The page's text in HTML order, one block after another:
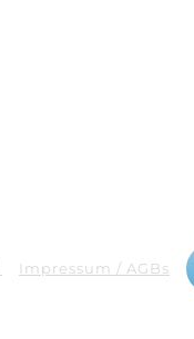
Impressum / AGBs